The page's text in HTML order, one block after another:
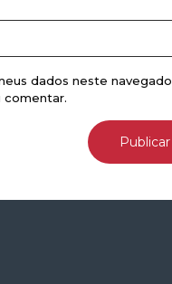
dados neste
comentar.